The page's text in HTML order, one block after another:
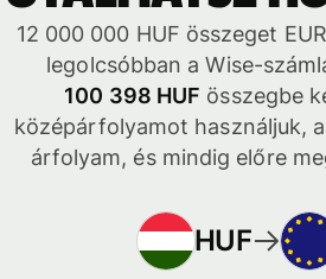
12 000 000 HUF összeget
legolcsóbban a Wise-
100 398 HUF összegbe
középárfolyamot használjuk,
árfolyam, és mindig előre
HUF